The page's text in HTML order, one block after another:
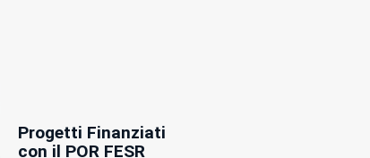
Progetti Finanziati
con il POR FESR